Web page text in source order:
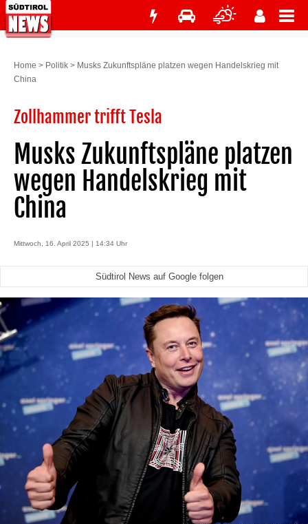
Home > Politik > Musks Zukunftspläne platzen wegen Handelskrieg mit
China
Zollhammer trifft Tesla
Musks Zukunftspläne platzen
wegen Handelskrieg mit
China
Mittwoch, 16. April 2025 | 14:34 Uhr
Südtirol News auf Google folgen